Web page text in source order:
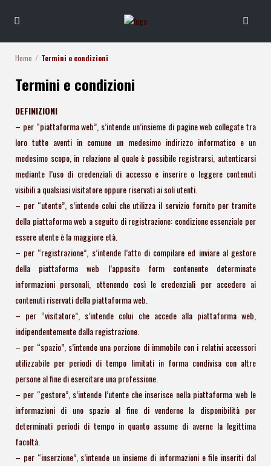
Home Termini e condizioni
Termini e condizioni
DEFINIZIONI
– per “piattaforma web”, s’intende un’insieme di pagine web collegate tra
loro tutte aventi in comune un medesimo indirizzo informatico e un
medesimo scopo, in relazione al quale è possibile registrarsi, autenticarsi
mediante l’uso di credenziali di accesso e inserire o leggere contenuti
visibili a qualsiasi visitatore oppure riservati ai soli utenti.
– per “utente”, s’intende colui che utilizza il servizio fornito per tramite
della piattaforma web a seguito di registrazione: condizione essenziale per
essere utente è la maggiore età.
– per “registrazione”, s’intende l’atto di compilare ed inviare al gestore
della piattaforma web l’apposito form contenente determinate
informazioni personali, ottenendo così le credenziali per accedere ai
contenuti riservati della piattaforma web.
– per “visitatore”, s’intende colui che accede alla piattaforma web,
indipendentemente dalla registrazione.
– per “spazio”, s’intende una porzione di immobile con i relativi accessori
utilizzabile per periodi di tempo limitati in forma condivisa con altre
persone al fine di esercitare una professione.
– per “gestore”, s’intende l’utente che inserisce nella piattaforma web le
informazioni di uno spazio al fine di venderne la disponibilità per
determinati periodi di tempo in quanto assume di averne la legittima
facoltà.
– per “inserzione”, s’intende un insieme di informazioni e file inseriti dal